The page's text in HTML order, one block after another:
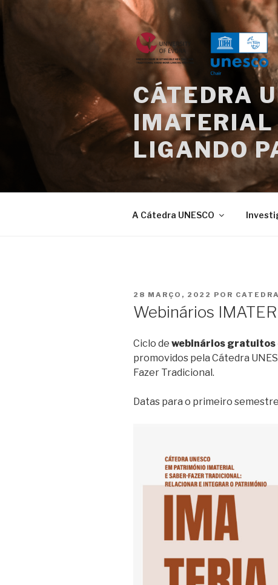
CÁTEDRA
LIGANDO
A Cátedra UNESCO
PUBLICADO
28 MARÇO, 2022 POR
Webinários
Ciclo de webinários gratuitos
promovidos pela Cátedra
Fazer Tradicional.
Datas para o primeiro